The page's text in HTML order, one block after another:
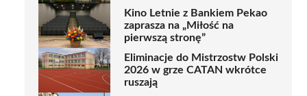
Kino Letnie z Bankiem Pekao
zaprasza na „Miłość na
pierwszą stronę”
Eliminacje do Mistrzostw Polski
2026 w grze CATAN wkrótce
ruszają